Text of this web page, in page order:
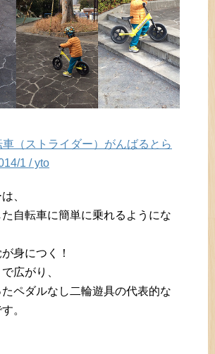
車（ストライダー）がんばるとら
1 / yto
、
自転車に簡単に乗れるようにな
身につく！
広がり、
ペダルなし二輪遊具の代表的な
。